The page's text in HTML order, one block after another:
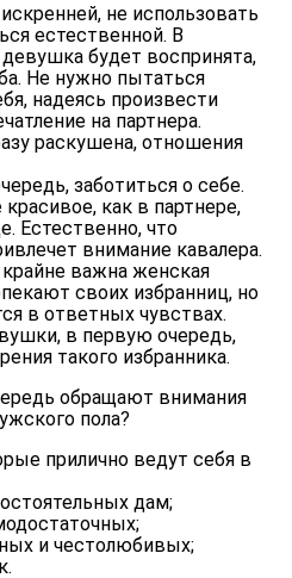
не использовать
естественной. В
будет воспринята,
Не нужно пытаться
надеясь произвести
на партнера.
раскушена, отношения
заботиться о себе.
как в партнере,
Естественно, что
внимание кавалера.
важна женская
своих избранниц, но
в ответных чувствах.
в первую очередь,
такого избранника.
обращают внимания
пола?
прилично ведут себя в
дам;
и честолюбивых;